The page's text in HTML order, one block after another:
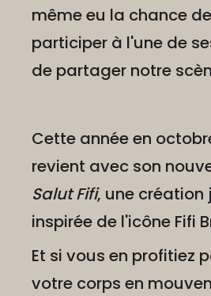
même eu la chance
participer à l'une de
de partager notre
Cette année en
revient avec son
Salut Fifi, une création
inspirée de l'icône Fifi
Et si vous en profitiez
votre corps en